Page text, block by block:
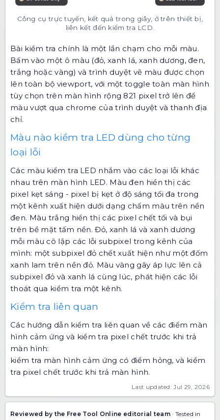
Công cụ trực tuyến, kết quả trong giây, ở trên thiết bị,
liên kết đến kiểm tra LCD.
Bài kiểm tra chính là một lần chạm cho mỗi màu.
Bấm vào một ô màu (đỏ, xanh lá, xanh dương, đen,
trắng hoặc vàng) và trình duyệt vẽ màu được chọn
lên toàn bộ viewport, với một toggle toàn màn hình
tùy chọn trên màn hình rộng 821 pixel trở lên để
màu vượt qua chrome của trình duyệt và thanh địa
chỉ.
Màu nào kiểm tra LED dùng cho từng
loại lỗi
Các màu kiểm tra LED nhắm vào các loại lỗi khác
nhau trên màn hình LED. Màu đen hiển thị các
pixel kẹt sáng - pixel bị kẹt ở độ sáng tối đa trong
một kênh xuất hiện dưới dạng chấm màu trên nền
đen. Màu trắng hiển thị các pixel chết tối và bụi
trên bề mặt tấm nền. Đỏ, xanh lá và xanh dương
mỗi màu cô lập các lỗi subpixel trong kênh của
mình: một subpixel đỏ chết xuất hiện như một đốm
xanh lam trên nền đỏ. Màu vàng gây áp lực lên cả
subpixel đỏ và xanh lá cùng lúc, phát hiện các lỗi
thoát qua kiểm tra một kênh.
Kiểm tra liên quan
Các hướng dẫn kiểm tra liên quan về các điểm màn
hình cảm ứng và kiểm tra pixel chết trước khi trả
màn hình:
kiểm tra màn hình cảm ứng có điểm hỏng, và kiểm
tra pixel chết trước khi trả màn hình.
Last updated: Jul 29, 2026
Reviewed by the Free Tool Online editorial team · Tested in